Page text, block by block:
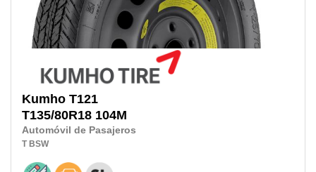
Kumho T121
T135/80R18 104M
Automóvil de Pasajeros
T BSW